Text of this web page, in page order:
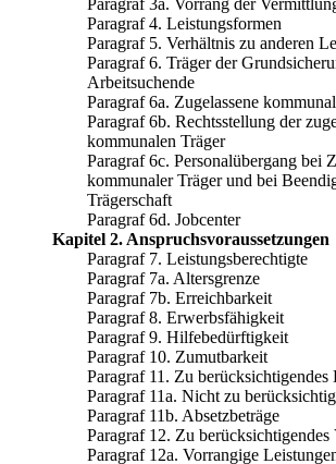
Paragraf 3a. Vorrang der
Paragraf 4. Leistungsformen
Paragraf 5. Verhältnis zu anderen
Paragraf 6. Träger der
Arbeitsuchende
Paragraf 6a. Zugelassene
Paragraf 6b. Rechtsstellung der
kommunalen Träger
Paragraf 6c. Personalübergang bei
kommunaler Träger und bei
Trägerschaft
Paragraf 6d. Jobcenter
Kapitel 2. Anspruchsvoraussetzungen
Paragraf 7. Leistungsberechtigte
Paragraf 7a. Altersgrenze
Paragraf 7b. Erreichbarkeit
Paragraf 8. Erwerbsfähigkeit
Paragraf 9. Hilfebedürftigkeit
Paragraf 10. Zumutbarkeit
Paragraf 11. Zu berücksichtigendes
Paragraf 11a. Nicht zu
Paragraf 11b. Absetzbeträge
Paragraf 12. Zu berücksichtigendes
Paragraf 12a. Vorrangige